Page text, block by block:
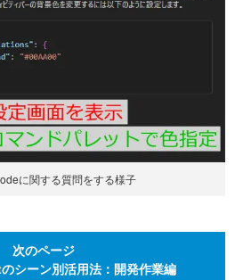
に関する質問をする様子
次のページ
シーン別活用法：開発作業編